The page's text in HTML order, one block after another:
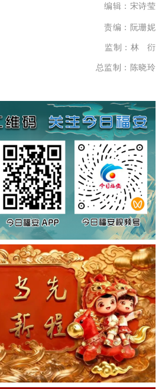
编辑：宋诗莹
责编：阮珊妮
监制：林 衍
总监制：陈晓玲